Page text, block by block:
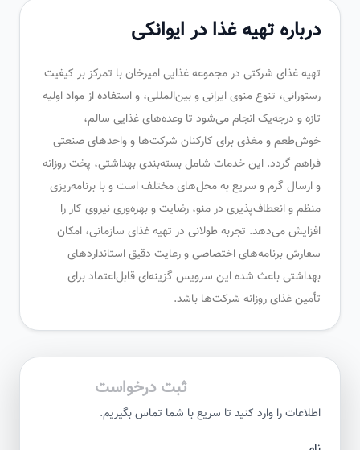
درباره تهیه غذا در ایوانکی
تهیه غذای شرکتی در مجموعه غذایی امیرخان با تمرکز بر کیفیت
رستورانی، تنوع منوی ایرانی و بین‌المللی، و استفاده از مواد اولیه
تازه و درجه‌یک انجام می‌شود تا وعده‌های غذایی سالم،
خوش‌طعم و مغذی برای کارکنان شرکت‌ها و واحدهای صنعتی
فراهم گردد. این خدمات شامل بسته‌بندی بهداشتی، پخت روزانه
و ارسال گرم و سریع به محل‌های مختلف است و با برنامه‌ریزی
منظم و انعطاف‌پذیری در منو، رضایت و بهره‌وری نیروی کار را
افزایش می‌دهد. تجربه طولانی در تهیه غذای سازمانی، امکان
سفارش برنامه‌های اختصاصی و رعایت دقیق استانداردهای
بهداشتی باعث شده این سرویس گزینه‌ای قابل‌اعتماد برای
تأمین غذای روزانه شرکت‌ها باشد.
ثبت درخواست
اطلاعات را وارد کنید تا سریع با شما تماس بگیریم.